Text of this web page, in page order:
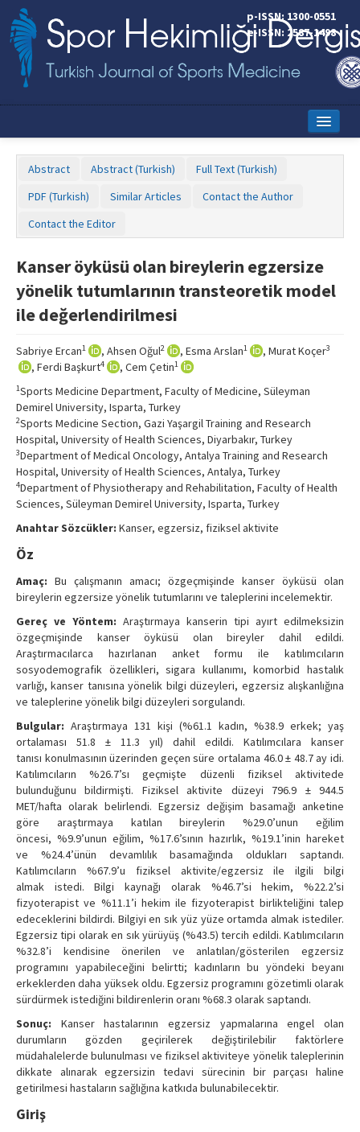
p-ISSN: 1300-0551
e-ISSN: 2587-1498
Editorial Board
Instructions to Authors
Copyright Transfer Form
Contact Us
Abstract Abstract (Turkish)
Full Text (Turkish)
PDF (Turkish)
Similar Articles
Contact the Author
Contact the Editor
Kanser öyküsü olan bireylerin egzersize
yönelik tutumlarının transteoretik model
ile değerlendirilmesi
Sabriye Ercan1 , Ahsen Oğul2 , Esma Arslan1 , Murat Koçer3
, Ferdi Başkurt4 , Cem Çetin1
1Sports Medicine Department, Faculty of Medicine, Süleyman
Demirel University, Isparta, Turkey
2Sports Medicine Section, Gazi Yaşargil Training and Research
Hospital, University of Health Sciences, Diyarbakır, Turkey
3Department of Medical Oncology, Antalya Training and Research
Hospital, University of Health Sciences, Antalya, Turkey
4Department of Physiotherapy and Rehabilitation, Faculty of Health
Sciences, Süleyman Demirel University, Isparta, Turkey
Anahtar Sözcükler: Kanser, egzersiz, fiziksel aktivite
Öz
Amaç: Bu çalışmanın amacı; özgeçmişinde kanser öyküsü olan
bireylerin egzersize yönelik tutumlarını ve taleplerini incelemektir.
Gereç ve Yöntem: Araştırmaya kanserin tipi ayırt edilmeksizin
özgeçmişinde kanser öyküsü olan bireyler dahil edildi.
Araştırmacılarca hazırlanan anket formu ile katılımcıların
sosyodemografik özellikleri, sigara kullanımı, komorbid hastalık
varlığı, kanser tanısına yönelik bilgi düzeyleri, egzersiz alışkanlığına
ve taleplerine yönelik bilgi düzeyleri sorgulandı.
Bulgular: Araştırmaya 131 kişi (%61.1 kadın, %38.9 erkek; yaş
ortalaması 51.8 ± 11.3 yıl) dahil edildi. Katılımcılara kanser
tanısı konulmasının üzerinden geçen süre ortalama 46.0 ± 48.7 ay idi.
Katılımcıların %26.7’sı geçmişte düzenli fiziksel aktivitede
bulunduğunu bildirmişti. Fiziksel aktivite düzeyi 796.9 ± 944.5
MET/hafta olarak belirlendi. Egzersiz değişim basamağı anketine
göre araştırmaya katılan bireylerin %29.0’unun eğilim
öncesi, %9.9’unun eğilim, %17.6’sının hazırlık, %19.1’inin hareket
ve %24.4’ünün devamlılık basamağında oldukları saptandı.
Katılımcıların %67.9’u fiziksel aktivite/egzersiz ile ilgili bilgi
almak istedi. Bilgi kaynağı olarak %46.7’si hekim, %22.2’si
fizyoterapist ve %11.1’i hekim ile fizyoterapist birlikteliğini talep
edeceklerini bildirdi. Bilgiyi en sık yüz yüze ortamda almak istediler.
Egzersiz tipi olarak en sık yürüyüş (%43.5) tercih edildi. Katılımcıların
%32.8’i kendisine önerilen ve anlatılan/gösterilen egzersiz
programını yapabileceğini belirtti; kadınların bu yöndeki beyanı
erkeklerden daha yüksek oldu. Egzersiz programını gözetimli olarak
sürdürmek istediğini bildirenlerin oranı %68.3 olarak saptandı.
Sonuç: Kanser hastalarının egzersiz yapmalarına engel olan
durumların gözden geçirilerek değiştirilebilir faktörlere
müdahalelerde bulunulması ve fiziksel aktiviteye yönelik taleplerinin
dikkate alınarak egzersizin tedavi sürecinin bir parçası haline
getirilmesi hastaların sağlığına katkıda bulunabilecektir.
Giriş